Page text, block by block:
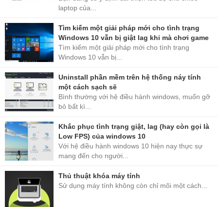
laptop của...
Tìm kiếm một giải pháp mới cho tình trạng
Windows 10 vẫn bị giật lag khi mà chơi game
Tìm kiếm một giải pháp mới cho tình trạng
Windows 10 vẫn bị...
Uninstall phần mềm trên hệ thống náy tính
một cách sạch sẽ
Bình thường với hệ điều hành windows, muốn gỡ
bỏ bất kì...
Khắc phục tình trạng giật, lag (hay còn gọi là
Low FPS) của windows 10
Với hệ điều hành windows 10 hiện nay thực sự
mang đến cho người...
Thủ thuật khóa máy tính
Sử dụng máy tính không còn chỉ mõi một cách...